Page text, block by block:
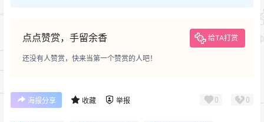
点点赞赏，手留余香 给TA打赏
还没有人赞赏，快来当第一个赞赏的人吧！
海报分享 收藏 举报 0 0